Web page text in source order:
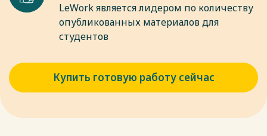
LeWork является лидером по количеству
опубликованных материалов для
студентов
Купить готовую работу сейчас